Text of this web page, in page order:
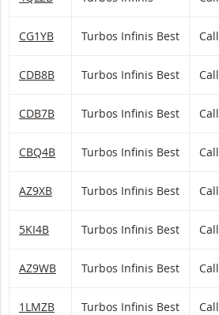
CG1YB Turbos Infinis Best Call
CDB8B Turbos Infinis Best Call
CDB7B Turbos Infinis Best Call
CBQ4B Turbos Infinis Best Call
AZ9XB Turbos Infinis Best Call
5KI4B Turbos Infinis Best Call
AZ9WB Turbos Infinis Best Call
1LMZB Turbos Infinis Best Call